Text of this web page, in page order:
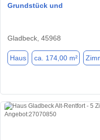
Grundstück und
Gladbeck, 45968
Haus ca. 174,00 m²